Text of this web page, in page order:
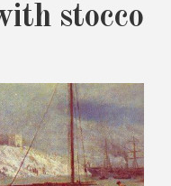
stocco